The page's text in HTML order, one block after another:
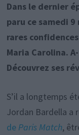
Dans le dernier
paru ce samedi
rares
Maria Carolina.
Découvrez ses
S’il a longtemps
Jordan Bardella a
de Paris Match,